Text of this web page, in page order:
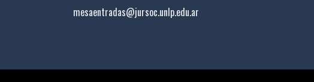
mesaentradas@jursoc.unlp.edu.ar